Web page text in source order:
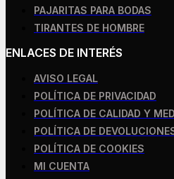
PAJARITAS PARA BODAS
TIRANTES DE HOMBRE
ENLACES DE INTERÉS
AVISO LEGAL
POLÍTICA DE PRIVACIDAD
POLÍTICA DE CALIDAD Y
POLÍTICA DE
POLÍTICA DE COOKIES
MI CUENTA